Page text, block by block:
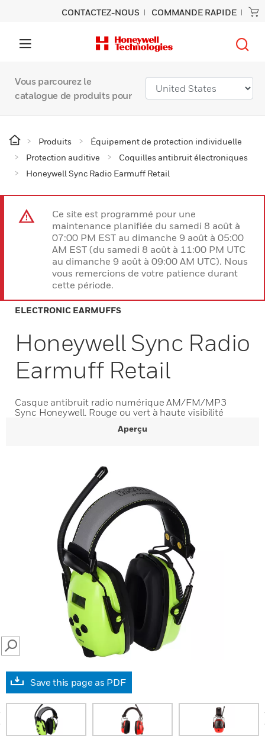
CONTACTEZ-NOUS COMMANDE RAPIDE
Vous parcourez le
catalogue de produits pour
Produits
Équipement de protection individuelle
Protection auditive
Coquilles antibruit électroniques
Honeywell Sync Radio Earmuff Retail
Ce site est programmé pour une
maintenance planifiée du samedi 8 août à
07:00 PM EST au dimanche 9 août à 05:00
AM EST (du samedi 8 août à 11:00 PM UTC
au dimanche 9 août à 09:00 AM UTC). Nous
vous remercions de votre patience durant
cette période.
ELECTRONIC EARMUFFS
Honeywell Sync Radio
Earmuff Retail
Casque antibruit radio numérique AM/FM/MP3
Sync Honeywell. Rouge ou vert à haute visibilité
Aperçu
SEARCH
Save this page as PDF